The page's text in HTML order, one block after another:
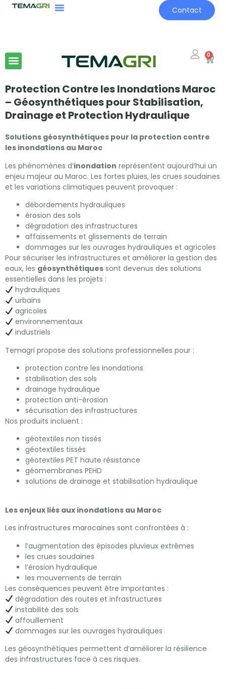
Contact
0
Protection Contre les Inondations Maroc
– Géosynthétiques pour Stabilisation,
Drainage et Protection Hydraulique
Solutions géosynthétiques pour la protection contre
les inondations au Maroc
Les phénomènes d’inondation représentent aujourd’hui un
enjeu majeur au Maroc. Les fortes pluies, les crues soudaines
et les variations climatiques peuvent provoquer :
débordements hydrauliques
érosion des sols
dégradation des infrastructures
affaissements et glissements de terrain
dommages sur les ouvrages hydrauliques et agricoles
Pour sécuriser les infrastructures et améliorer la gestion des
eaux, les géosynthétiques sont devenus des solutions
essentielles dans les projets :
hydrauliques
urbains
agricoles
environnementaux
industriels
Temagri propose des solutions professionnelles pour :
protection contre les inondations
stabilisation des sols
drainage hydraulique
protection anti-érosion
sécurisation des infrastructures
Nos produits incluent :
géotextiles non tissés
géotextiles tissés
géotextiles PET haute résistance
géomembranes PEHD
solutions de drainage et stabilisation hydraulique
Les enjeux liés aux inondations au Maroc
Les infrastructures marocaines sont confrontées à :
l’augmentation des épisodes pluvieux extrêmes
les crues soudaines
l’érosion hydraulique
les mouvements de terrain
Les conséquences peuvent être importantes :
dégradation des routes et infrastructures
instabilité des sols
affouillement
dommages sur les ouvrages hydrauliques
Les géosynthétiques permettent d’améliorer la résilience
des infrastructures face à ces risques.